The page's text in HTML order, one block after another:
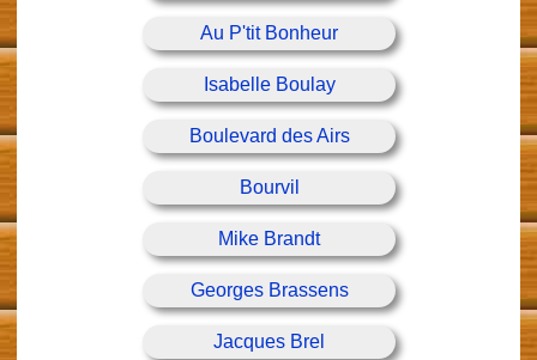
Au P'tit Bonheur
Isabelle Boulay
Boulevard des Airs
Bourvil
Mike Brandt
Georges Brassens
Jacques Brel